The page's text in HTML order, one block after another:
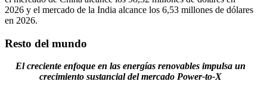
2026 y el mercado de la India alcance los 6,53 millones de dólares
en 2026.
Resto del mundo
El creciente enfoque en las energías renovables impulsa un
crecimiento sustancial del mercado Power-to-X